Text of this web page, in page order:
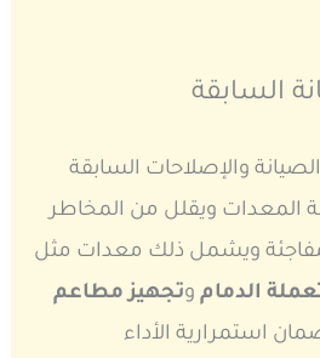
السابقة
والإصلاحات السابقة
المعدات ويقلل من المخاطر
ويشمل ذلك معدات مثل
الدماموتجهيز مطاعم
استمرارية الأداء